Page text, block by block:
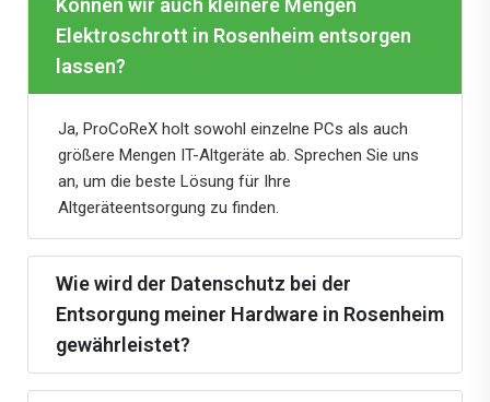
Können wir auch kleinere Mengen
Elektroschrott in Rosenheim entsorgen
lassen?
Ja, ProCoReX holt sowohl einzelne PCs als auch
größere Mengen IT-Altgeräte ab. Sprechen Sie uns
an, um die beste Lösung für Ihre
Altgeräteentsorgung zu finden.
Wie wird der Datenschutz bei der
Entsorgung meiner Hardware in Rosenheim
gewährleistet?